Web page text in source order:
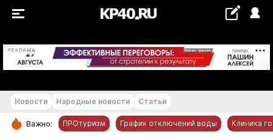
РЕКЛАМА +24...+25 °С
Новости Народные новости Статьи
Важно: ПРОтуризм График отключений воды Клиника